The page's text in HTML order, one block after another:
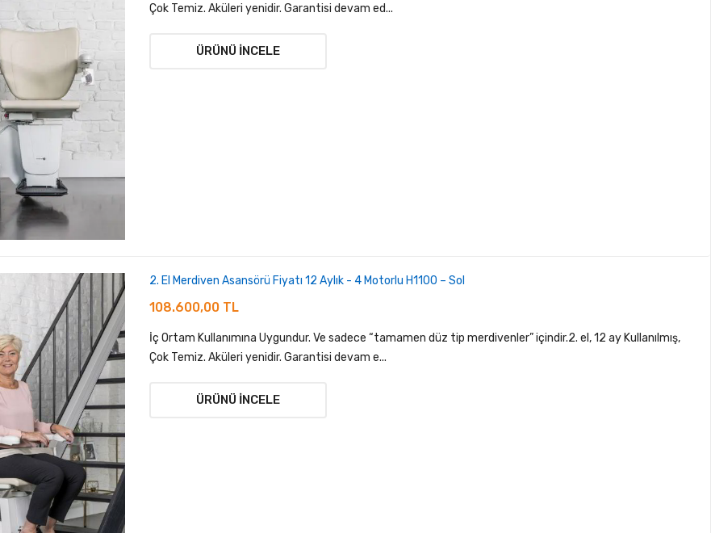
Çok Temiz. Aküleri yenidir. Garantisi devam ed...
ÜRÜNÜ İNCELE
2. El Merdiven Asansörü Fiyatı 12 Aylık - 4 Motorlu H1100 – Sol
108.600,00 TL
İç Ortam Kullanımına Uygundur. Ve sadece “tamamen düz tip merdivenler” içindir.2. el, 12 ay Kullanılmış,
Çok Temiz. Aküleri yenidir. Garantisi devam e...
ÜRÜNÜ İNCELE